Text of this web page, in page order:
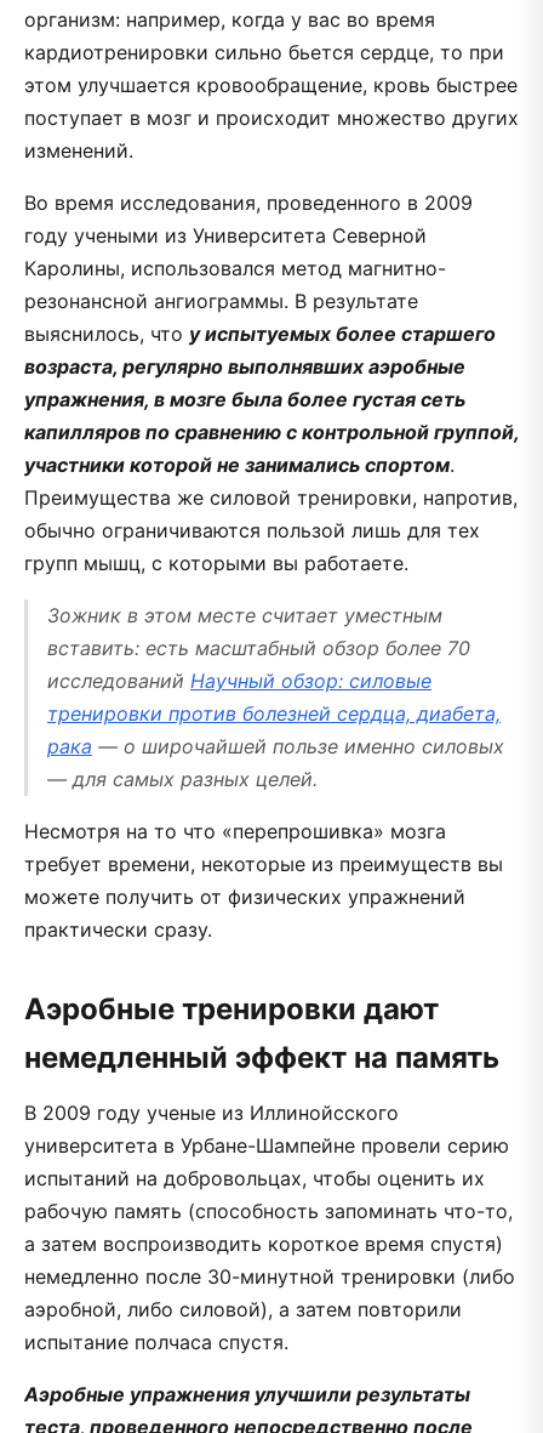
организм: например, когда у вас во время
кардиотренировки сильно бьется сердце, то при
этом улучшается кровообращение, кровь быстрее
поступает в мозг и происходит множество других
изменений.
Во время исследования, проведенного в 2009
году учеными из Университета Северной
Каролины, использовался метод магнитно-
резонансной ангиограммы. В результате
выяснилось, что у испытуемых более старшего
возраста, регулярно выполнявших аэробные
упражнения, в мозге была более густая сеть
капилляров по сравнению с контрольной группой,
участники которой не занимались спортом.
Преимущества же силовой тренировки, напротив,
обычно ограничиваются пользой лишь для тех
групп мышц, с которыми вы работаете.
Зожник в этом месте считает уместным
вставить: есть масштабный обзор более 70
исследований Научный обзор: силовые
тренировки против болезней сердца, диабета,
рака — о широчайшей пользе именно силовых
— для самых разных целей.
Несмотря на то что «перепрошивка» мозга
требует времени, некоторые из преимуществ вы
можете получить от физических упражнений
практически сразу.
Аэробные тренировки дают
немедленный эффект на память
В 2009 году ученые из Иллинойсского
университета в Урбане-Шампейне провели серию
испытаний на добровольцах, чтобы оценить их
рабочую память (способность запоминать что-то,
а затем воспроизводить короткое время спустя)
немедленно после 30-минутной тренировки (либо
аэробной, либо силовой), а затем повторили
испытание полчаса спустя.
Аэробные упражнения улучшили результаты
теста, проведенного непосредственно после